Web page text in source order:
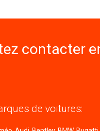
contacter
de voitures: